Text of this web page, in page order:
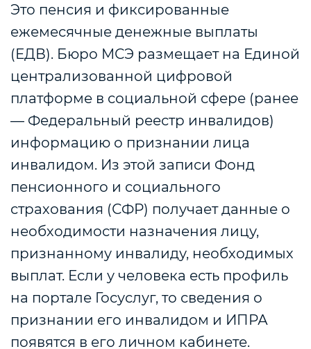
Это пенсия и фиксированные
ежемесячные денежные выплаты
(ЕДВ). Бюро МСЭ размещает на Единой
централизованной цифровой
платформе в социальной сфере (ранее
— Федеральный реестр инвалидов)
информацию о признании лица
инвалидом. Из этой записи Фонд
пенсионного и социального
страхования (СФР) получает данные о
необходимости назначения лицу,
признанному инвалиду, необходимых
выплат. Если у человека есть профиль
на портале Госуслуг, то сведения о
признании его инвалидом и ИПРА
появятся в его личном кабинете.